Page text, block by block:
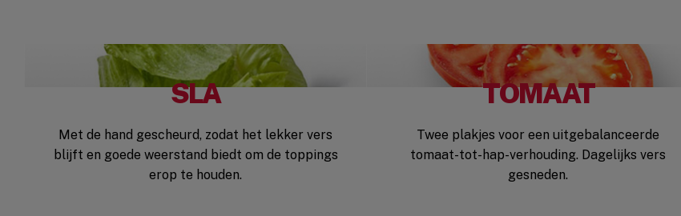
SLA
Met de hand gescheurd, zodat het lekker vers
blijft en goede weerstand biedt om de toppings
erop te houden.
TOMAAT
Twee plakjes voor een uitgebalanceerde
tomaat-tot-hap-verhouding. Dagelijks vers
gesneden.